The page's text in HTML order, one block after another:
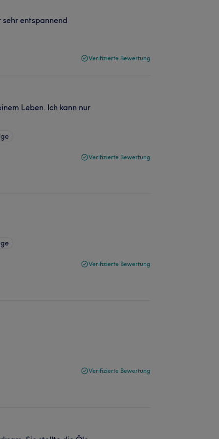
entspannend
Verifizierte Bewertung
Leben. Ich kann nur
Verifizierte Bewertung
Verifizierte Bewertung
Verifizierte Bewertung